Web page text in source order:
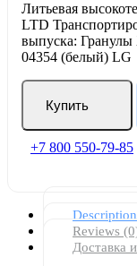
Литьевая
LTD
выпуска: Гранулы
04354 (белый) LG
Купить
+7 800 550-79-85
Description
Reviews
Доставка